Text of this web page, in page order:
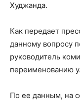
Худжанда.
Как передает
данному вопросу
руководитель
переименованию
По ее данным, на